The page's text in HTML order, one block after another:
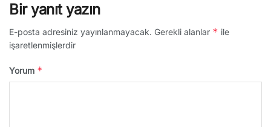
Bir yanıt yazın
E-posta adresiniz yayınlanmayacak. Gerekli alanlar * ile
işaretlenmişlerdir
Yorum *